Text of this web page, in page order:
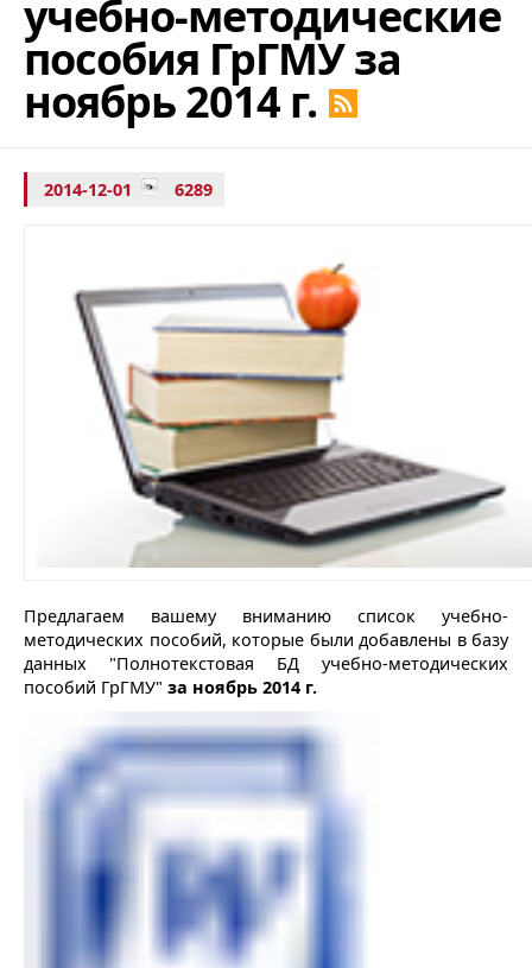
учебно-методические
пособия ГрГМУ за
ноябрь 2014 г.
2014-12-01 6289
Предлагаем вашему вниманию список учебно-
методических пособий, которые были добавлены в базу
данных "Полнотекстовая БД учебно-методических
пособий ГрГМУ" за ноябрь 2014 г.